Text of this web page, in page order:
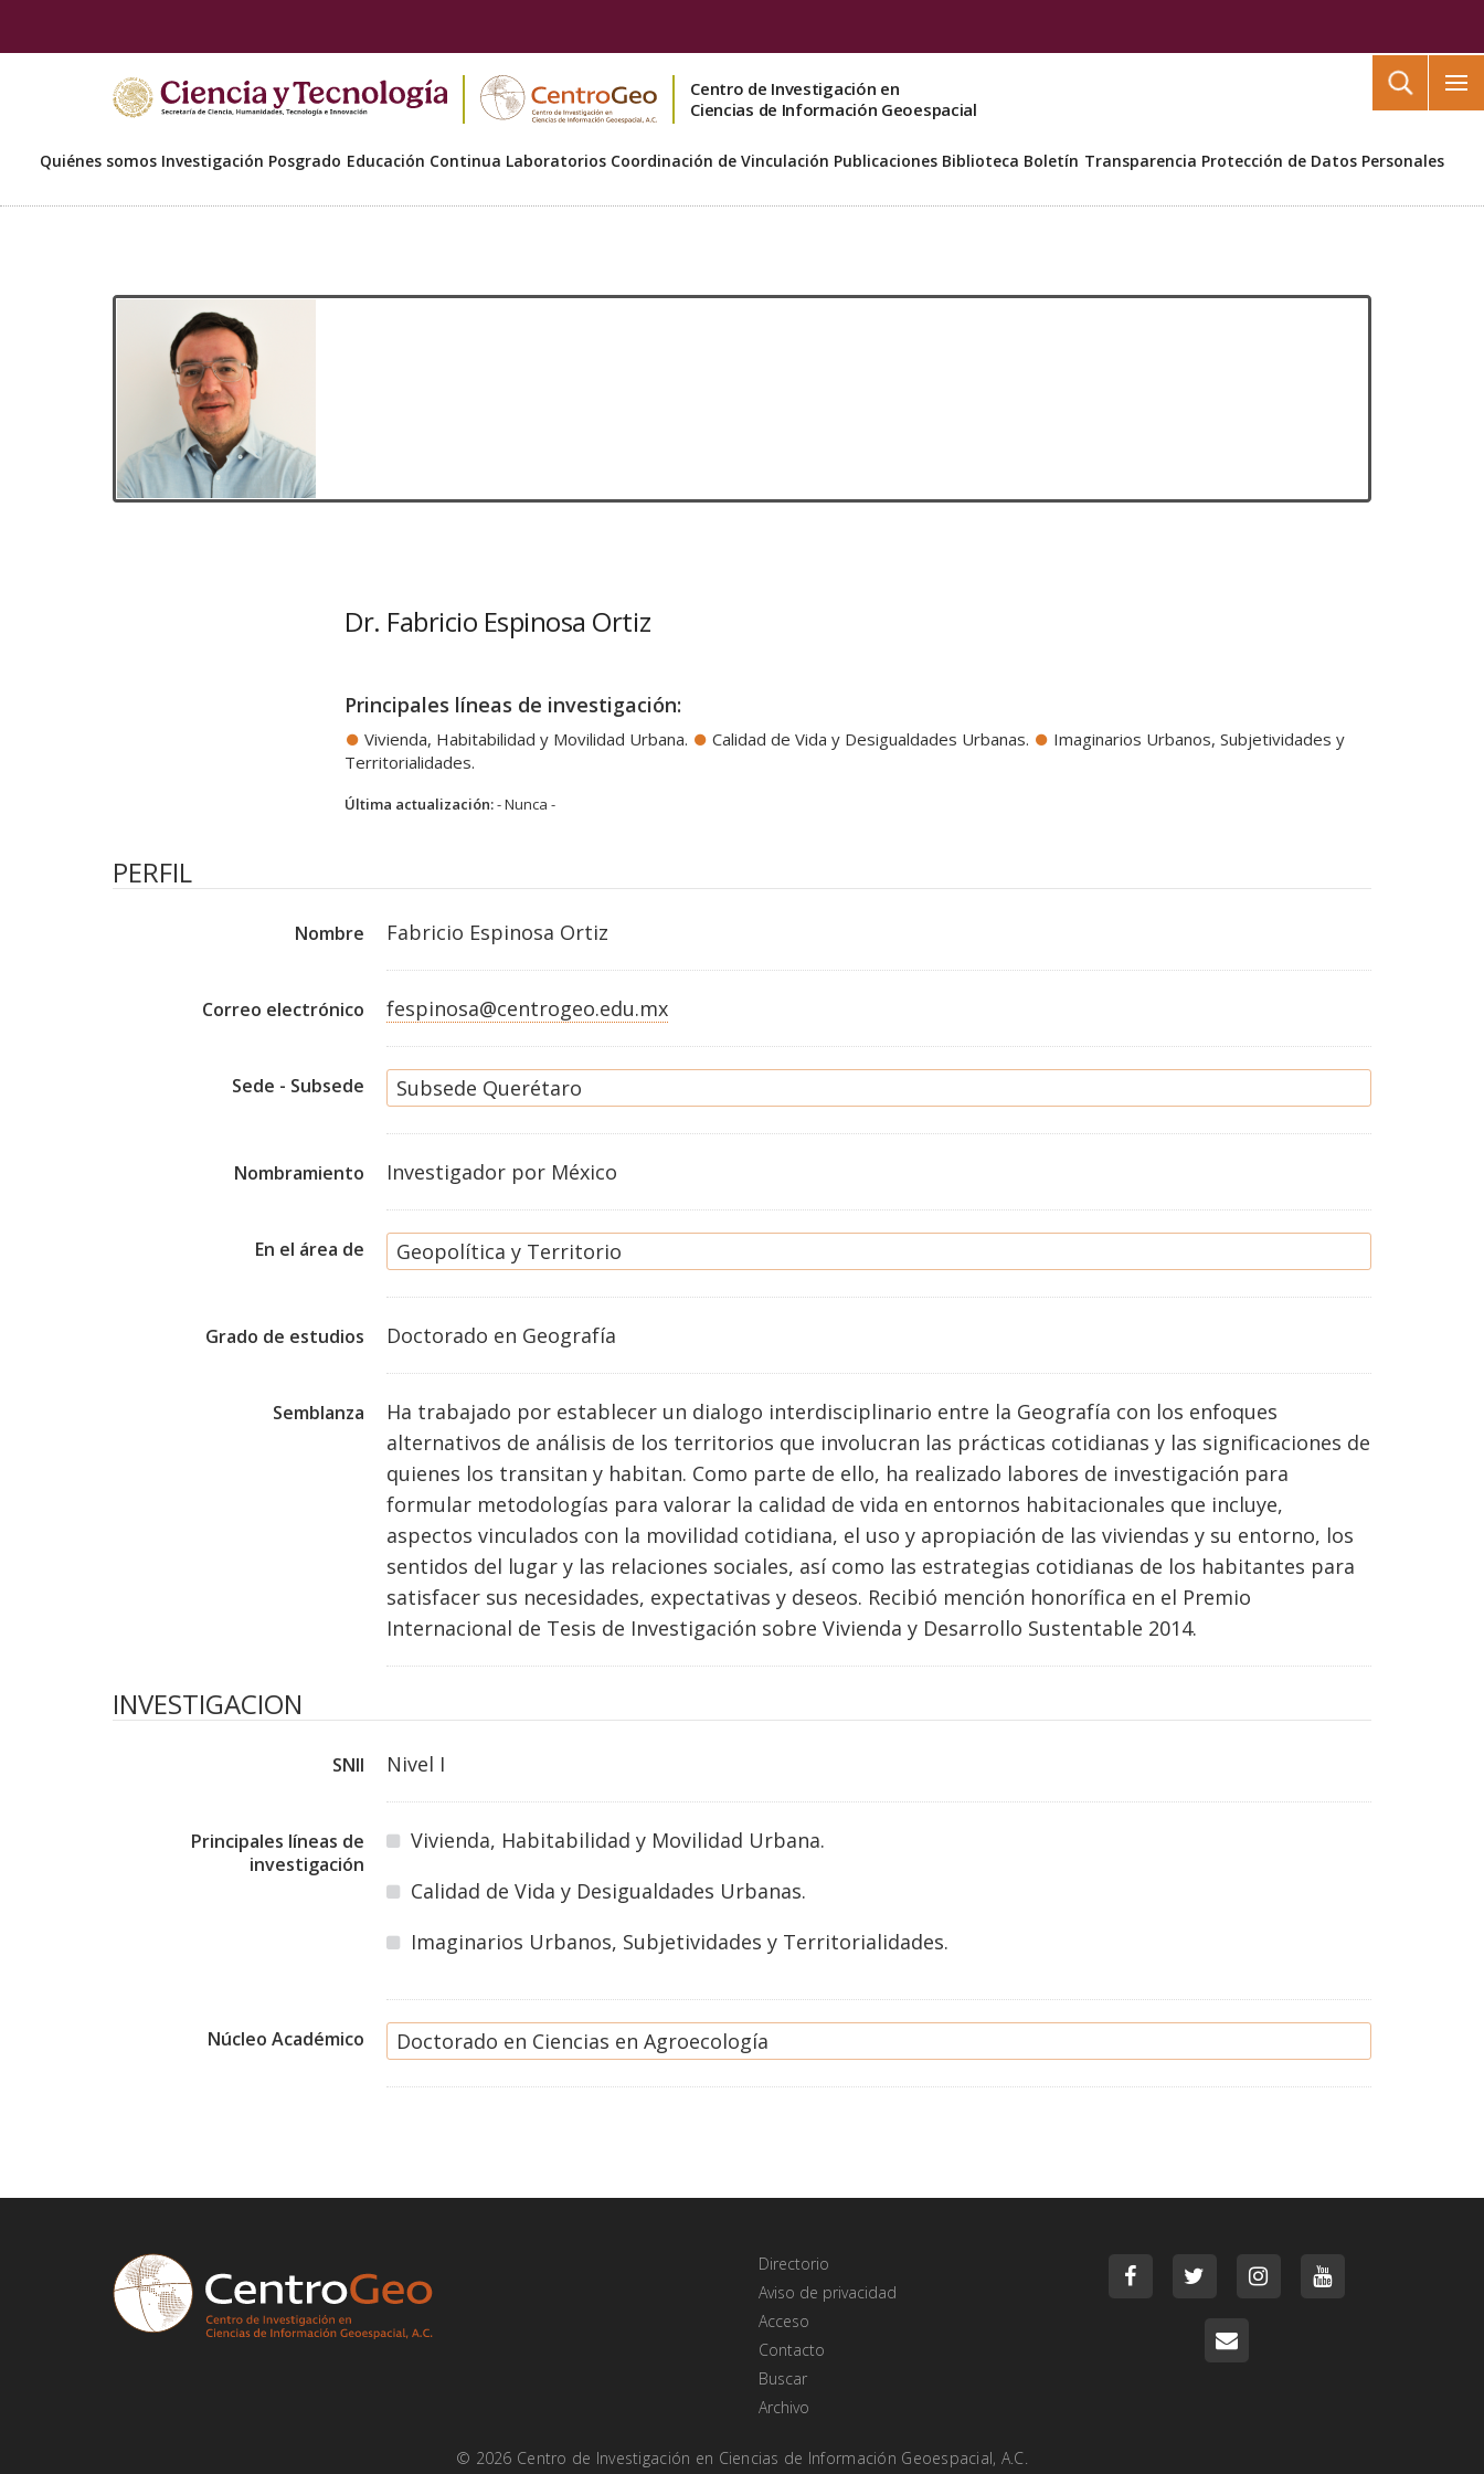
Centro de Investigación en
Ciencias de Información Geoespacial
Quiénes somos Investigación Posgrado Educación Continua Laboratorios Coordinación de Vinculación Publicaciones Biblioteca Boletín Transparencia Protección de Datos Personales
Dr. Fabricio Espinosa Ortiz
Principales líneas de investigación:
Vivienda, Habitabilidad y Movilidad Urbana. Calidad de Vida y Desigualdades Urbanas.
Imaginarios Urbanos, Subjetividades y
Territorialidades.
Última actualización:- Nunca -
PERFIL
Nombre Fabricio Espinosa Ortiz
Correo electrónico fespinosa@centrogeo.edu.mx
Sede - Subsede Subsede Querétaro
Nombramiento Investigador por México
En el área de Geopolítica y Territorio
Grado de estudios Doctorado en Geografía
Semblanza
Ha trabajado por establecer un dialogo interdisciplinario entre la Geografía con los enfoques
alternativos de análisis de los territorios que involucran las prácticas cotidianas y las significaciones de
quienes los transitan y habitan. Como parte de ello, ha realizado labores de investigación para
formular metodologías para valorar la calidad de vida en entornos habitacionales que incluye,
aspectos vinculados con la movilidad cotidiana, el uso y apropiación de las viviendas y su entorno, los
sentidos del lugar y las relaciones sociales, así como las estrategias cotidianas de los habitantes para
satisfacer sus necesidades, expectativas y deseos. Recibió mención honorífica en el Premio
Internacional de Tesis de Investigación sobre Vivienda y Desarrollo Sustentable 2014.
INVESTIGACION
SNII Nivel I
Principales líneas de
investigación
Vivienda, Habitabilidad y Movilidad Urbana.
Calidad de Vida y Desigualdades Urbanas.
Imaginarios Urbanos, Subjetividades y Territorialidades.
Núcleo Académico Doctorado en Ciencias en Agroecología
Directorio
Aviso de privacidad
Acceso
Contacto
Buscar
Archivo
© 2026 Centro de Investigación en Ciencias de Información Geoespacial, A.C.